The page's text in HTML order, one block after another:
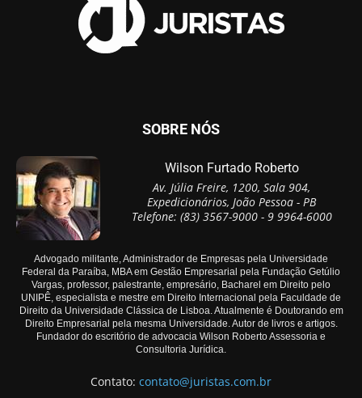
SOBRE NÓS
Wilson Furtado Roberto
Av. Júlia Freire, 1200, Sala 904,
Expedicionários, João Pessoa - PB
Telefone: (83) 3567-9000 - 9 9964-6000
Advogado militante, Administrador de Empresas pela Universidade
Federal da Paraíba, MBA em Gestão Empresarial pela Fundação Getúlio
Vargas, professor, palestrante, empresário, Bacharel em Direito pelo
UNIPÊ, especialista e mestre em Direito Internacional pela Faculdade de
Direito da Universidade Clássica de Lisboa. Atualmente é Doutorando em
Direito Empresarial pela mesma Universidade. Autor de livros e artigos.
Fundador do escritório de advocacia Wilson Roberto Assessoria e
Consultoria Jurídica.
Contato: contato@juristas.com.br